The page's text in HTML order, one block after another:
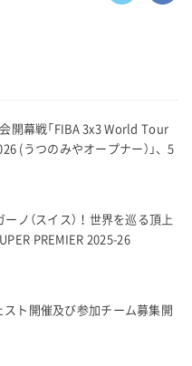
開幕戦「FIBA 3x3 World Tour
(うつのみやオープナー）」、5
ーノ（スイス）！世界を巡る頂上
PREMIER 2025-26
ト開催及び参加チーム募集開